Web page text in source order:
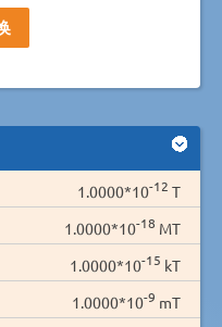
1.0000*10-12 T
1.0000*10-18 MT
1.0000*10-15 kT
1.0000*10-9 mT